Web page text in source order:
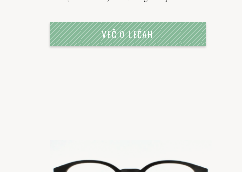
VEČ O LEČAH